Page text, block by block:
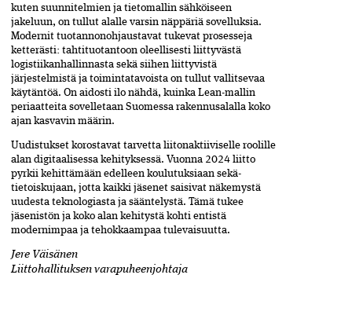
kuten suunnitelmien ja tietomallin sähköiseen
jakeluun, on tullut alalle varsin näppäriä sovelluksia.
Modernit tuotannonohjaustavat tukevat prosesseja
ketterästi: tahtituotantoon oleellisesti liittyvästä
logistiikanhallinnasta sekä siihen liittyvistä
järjestelmistä ja toimintatavoista on tullut vallitsevaa
käytäntöä. On aidosti ilo nähdä, kuinka Lean-mallin
periaatteita sovelletaan Suomessa rakennusalalla koko
ajan kasvavin määrin.
Uudistukset korostavat tarvetta liitonaktiiviselle roolille
alan digitaalisessa­ kehityk­sessä. Vuonna 2024 liitto
pyrkii kehittämään edelleen koulutuksiaan­ sekä­
tietoiskujaan, jotta kaikki jäsenet saisivat näkemystä
uudesta teknolo­giasta ja säänte­lystä. Tämä tukee
jäsenistön ja koko alan kehitystä kohti entistä
modernim­paa ja tehokkaampaa tulevaisuutta.
Jere Väisänen
Liittohallituksen varapuheenjohtaja